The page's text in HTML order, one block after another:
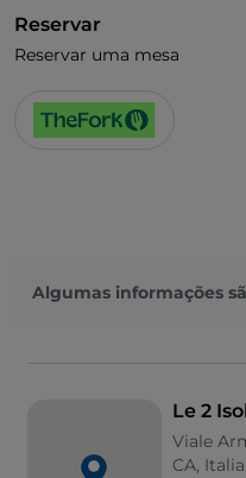
Wi-Fi
Reservar
Reservar uma mesa
Algumas informações
Le 2
Viale
CA, Italia